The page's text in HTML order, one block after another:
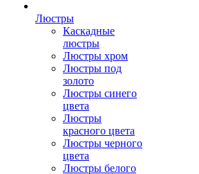
Люстры
Каскадные
люстры
Люстры хром
Люстры под
золото
Люстры синего
цвета
Люстры
красного цвета
Люстры черного
цвета
Люстры белого